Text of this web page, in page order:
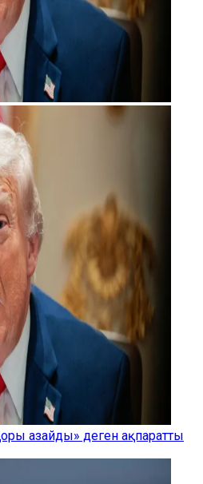
азайды» деген ақпаратты